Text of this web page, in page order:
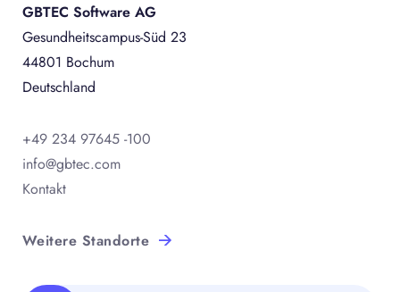
GBTEC Software AG
Gesundheitscampus-Süd 23
44801 Bochum
Deutschland
+49 234 97645 -100
info@gbtec.com
Kontakt
Weitere Standorte